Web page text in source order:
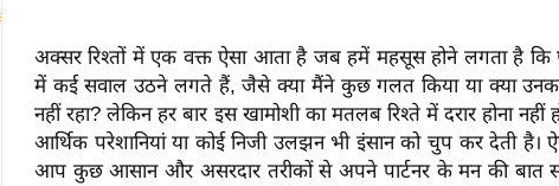
अक्सर रिश्तों में एक वक्त ऐसा आता है जब हमें महसूस होने लगता है कि
में कई सवाल उठने लगते हैं, जैसे क्या मैंने कुछ गलत किया या क्या
नहीं रहा? लेकिन हर बार इस खामोशी का मतलब रिश्ते में दरार होना नहीं
आर्थिक परेशानियां या कोई निजी उलझन भी इंसान को चुप कर देती है।
आप कुछ आसान और असरदार तरीकों से अपने पार्टनर के मन की बात